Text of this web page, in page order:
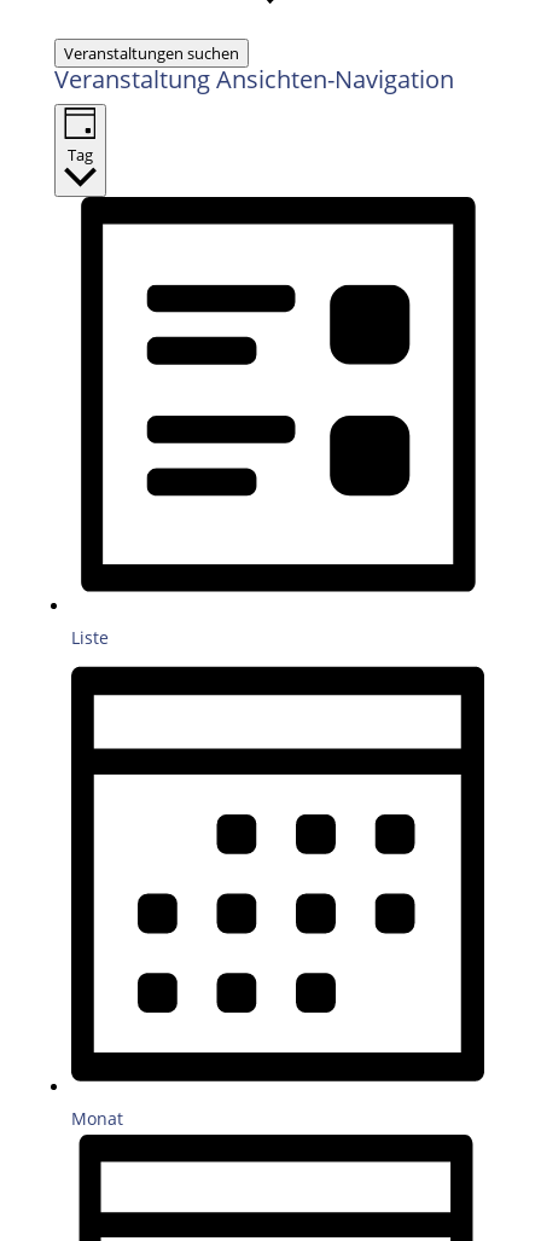
Veranstaltungen suchen
Veranstaltung Ansichten-Navigation
Tag
Liste
Monat